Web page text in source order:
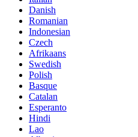
Danish
Romanian
Indonesian
Czech
Afrikaans
Swedish
Polish
Basque
Catalan
Esperanto
Hindi
Lao